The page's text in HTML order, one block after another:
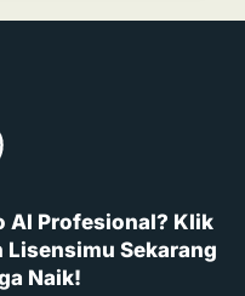
AI Profesional? Klik
Lisensimu Sekarang
Naik!